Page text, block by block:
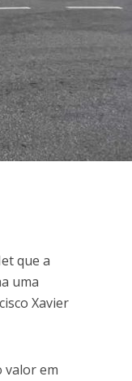
que a
uma
Xavier
valor em